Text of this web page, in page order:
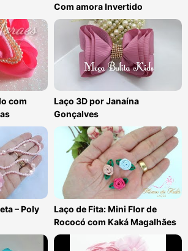
Com amora Invertido
com
Laço 3D por Janaína
Gonçalves
– Poly
Laço de Fita: Mini Flor de
Rococó com Kaká Magalhães